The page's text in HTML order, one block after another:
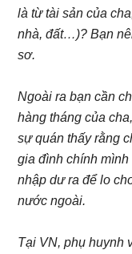
là từ tài sản của
nhà, đất…)? Bạn
sơ.
Ngoài ra bạn cần
hàng tháng của
sự quán thấy rằng
gia đình chính
nhập dư ra để lo
nước ngoài.
Tại VN, phụ huynh